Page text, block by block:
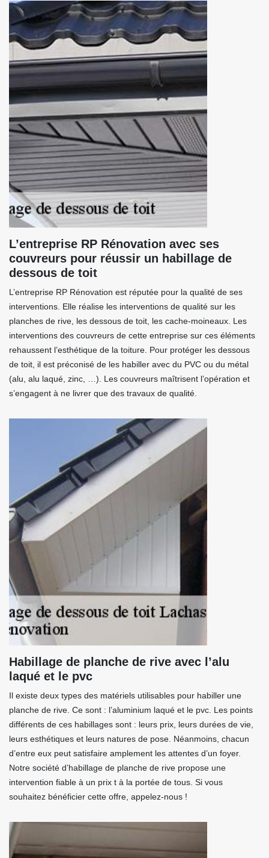
L’entreprise RP Rénovation avec ses
couvreurs pour réussir un habillage de
dessous de toit
L’entreprise RP Rénovation est réputée pour la qualité de ses
interventions. Elle réalise les interventions de qualité sur les
planches de rive, les dessous de toit, les cache-moineaux. Les
interventions des couvreurs de cette entreprise sur ces éléments
rehaussent l’esthétique de la toiture. Pour protéger les dessous
de toit, il est préconisé de les habiller avec du PVC ou du métal
(alu, alu laqué, zinc, …). Les couvreurs maîtrisent l’opération et
s’engagent à ne livrer que des travaux de qualité.
Habillage de planche de rive avec l’alu
laqué et le pvc
Il existe deux types des matériels utilisables pour habiller une
planche de rive. Ce sont : l’aluminium laqué et le pvc. Les points
différents de ces habillages sont : leurs prix, leurs durées de vie,
leurs esthétiques et leurs natures de pose. Néanmoins, chacun
d’entre eux peut satisfaire amplement les attentes d’un foyer.
Notre société d’habillage de planche de rive propose une
intervention fiable à un prix t à la portée de tous. Si vous
souhaitez bénéficier cette offre, appelez-nous !